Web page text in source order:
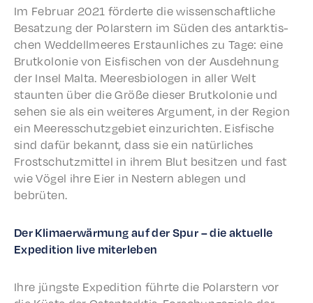
Im Febru­ar 2021 förderte die wissenschaftliche
Besatzung der Polarstern im Süden des antark­tis­
chen Weddellmeeres Erstaunlich­es zu Tage: eine
Brutkolonie von Eisfis­chen von der Ausdehnung
der Insel Malta. Meeres­bi­olo­gen in aller Welt
staunten über die Größe dieser Brutkolonie und
sehen sie als ein weit­eres Argu­ment, in der Region
ein Meer­ess­chutzge­bi­et einzuricht­en. Eisfis­che
sind dafür bekan­nt, dass sie ein natür­lich­es
Frostschutzmit­tel in ihrem Blut besitzen und fast
wie Vögel ihre Eier in Nestern able­gen und
bebrüten.
Der Klimaer­wär­mung auf der Spur – die aktuelle
Expe­di­tion live miterleben
Ihre jüng­ste Expe­di­tion führte die Polarstern vor